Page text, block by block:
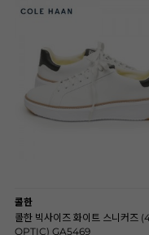
콜한
콜한 빅사이즈 화이트 스니커즈
OPTIC) GA5469